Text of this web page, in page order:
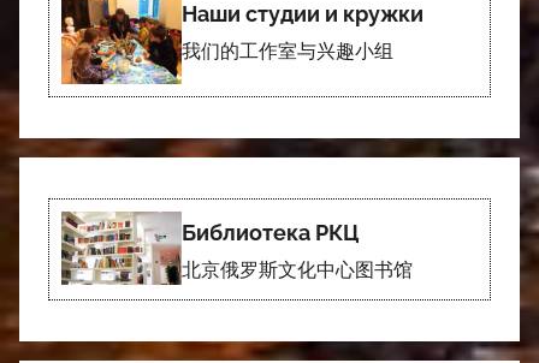
Наши студии и кружки
我们的工作室与兴趣小组
Библиотека РКЦ
北京俄罗斯文化中心图书馆